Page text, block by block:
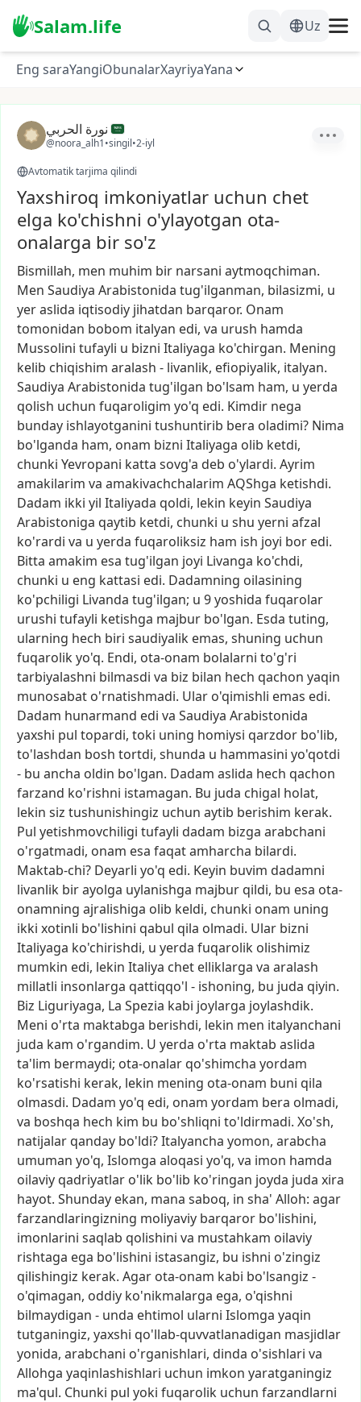
Salam.life Uz
Eng saraYangiObunalarXayriyaYana
نورة الحربي
@noora_alh1•singil•2-iyl
Avtomatik tarjima qilindi
Yaxshiroq imkoniyatlar uchun chet
elga ko'chishni o'ylayotgan ota-
onalarga bir so'z
Bismillah, men muhim bir narsani aytmoqchiman.
Men Saudiya Arabistonida tug'ilganman, bilasizmi, u
yeraslida iqtisodiy jihatdan barqaror. Onam
tomonidan bobom italyan edi, va urush hamda
Mussolini tufayli u bizni Italiyaga ko'chirgan. Mening
kelib chiqishim aralash - livanlik, efiopiyalik, italyan.
Saudiya Arabistonida tug'ilgan bo'lsam ham, u yerda
qolish uchun fuqaroligim yo'q edi. Kimdir nega
bunday ishlayotganini tushuntirib bera oladimi? Nima
bo'lganda ham, onam bizni Italiyaga olib ketdi,
chunki Yevropani katta sovg'a deb o'ylardi. Ayrim
amakilarim va amakivachchalarim AQShga ketishdi.
Dadam ikki yil Italiyada qoldi, lekin keyin Saudiya
Arabistoniga qaytib ketdi, chunki u shu yerni afzal
ko'rardi va u yerda fuqaroliksiz ham ish joyi bor edi.
Bitta amakim esa tug'ilgan joyi Livanga ko'chdi,
chunki u eng kattasi edi. Dadamning oilasining
ko'pchiligi Livanda tug'ilgan; u 9yoshida fuqarolar
urushi tufayli ketishga majbur bo'lgan. Esda tuting,
ularning hech biri saudiyalik emas, shuning uchun
fuqarolikyo'q. Endi, ota-onam bolalarni to'g'ri
tarbiyalashni bilmasdi va biz bilan hech qachon yaqin
munosabat o'rnatishmadi. Ular o'qimishli emas edi.
Dadam hunarmand edi va Saudiya Arabistonida
yaxshi pul topardi, toki uning homiysi qarzdor bo'lib,
to'lashdan bosh tortdi, shunda u hammasini yo'qotdi
- bu ancha oldin bo'lgan. Dadam aslida hech qachon
farzand ko'rishni istamagan. Bu juda chigal holat,
lekin siz tushunishingiz uchun aytib berishim kerak.
Pul yetishmovchiligi tufayli dadam bizga arabchani
o'rgatmadi, onam esa faqatamharcha bilardi.
Maktab-chi? Deyarli yo'q edi. Keyin buvim dadamni
livanlik birayolga uylanishga majbur qildi, bu esa ota-
onamning ajralishiga olib keldi, chunki onam uning
ikki xotinli bo'lishini qabul qila olmadi. Ular bizni
Italiyaga ko'chirishdi, u yerda fuqarolik olishimiz
mumkin edi, lekin Italiya chet elliklarga va aralash
millatli insonlarga qattiqqo'l - ishoning, bu juda qiyin.
Biz Liguriyaga, La Spezia kabi joylarga joylashdik.
Meni o'rta maktabga berishdi, lekin men italyanchani
juda kam o'rgandim. U yerda o'rta maktab aslida
ta'lim bermaydi; ota-onalar qo'shimcha yordam
ko'rsatishi kerak, lekin mening ota-onam buni qila
olmasdi. Dadam yo'q edi, onam yordam bera olmadi,
va boshqa hech kim bu bo'shliqni to'ldirmadi. Xo'sh,
natijalar qanday bo'ldi?Italyancha yomon, arabcha
umuman yo'q, Islomga aloqasi yo'q, va imon hamda
oilaviy qadriyatlar o'lik bo'lib ko'ringan joyda juda xira
hayot. Shunday ekan, mana saboq, in sha' Alloh: agar
farzandlaringizning moliyaviy barqaror bo'lishini,
imonlarini saqlab qolishini va mustahkam oilaviy
rishtaga ega bo'lishini istasangiz, bu ishni o'zingiz
qilishingiz kerak. Agar ota-onam kabi bo'lsangiz -
o'qimagan, oddiy ko'nikmalarga ega, o'qishni
bilmaydigan - unda ehtimol ularni Islomga yaqin
tutganingiz, yaxshi qo'llab-quvvatlanadigan masjidlar
yonida, arabchani o'rganishlari, dinda o'sishlari va
Allohga yaqinlashishlari uchun imkon yaratganingiz
ma'qul. Chunki pul yoki fuqarolik uchun farzandlarni